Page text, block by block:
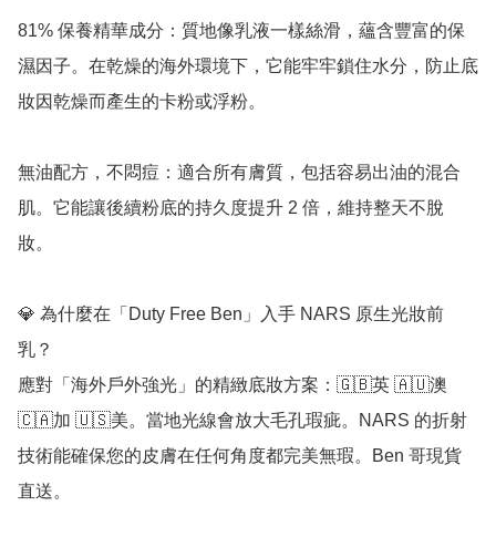
81% 保養精華成分：質地像乳液一樣絲滑，蘊含豐富的保
濕因子。在乾燥的海外環境下，它能牢牢鎖住水分，防止底
妝因乾燥而產生的卡粉或浮粉。
無油配方，不悶痘：適合所有膚質，包括容易出油的混合
肌。它能讓後續粉底的持久度提升 2 倍，維持整天不脫
妝。
💎 為什麼在「Duty Free Ben」入手 NARS 原生光妝前
乳？
應對「海外戶外強光」的精緻底妝方案：🇬🇧英 🇦🇺澳
🇨🇦加 🇺🇸美。當地光線會放大毛孔瑕疵。NARS 的折射
技術能確保您的皮膚在任何角度都完美無瑕。Ben 哥現貨
直送。